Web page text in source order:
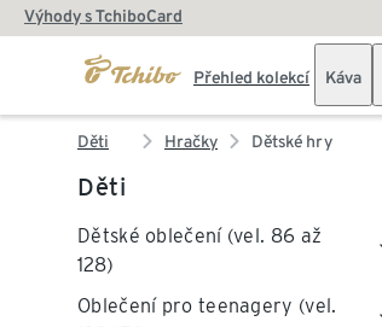
Výhody s TchiboCard
Přehled kolekcí Káva
Děti Hračky Dětské hry
Děti
Dětské oblečení (vel. 86 až
128)
Oblečení pro teenagery (vel.